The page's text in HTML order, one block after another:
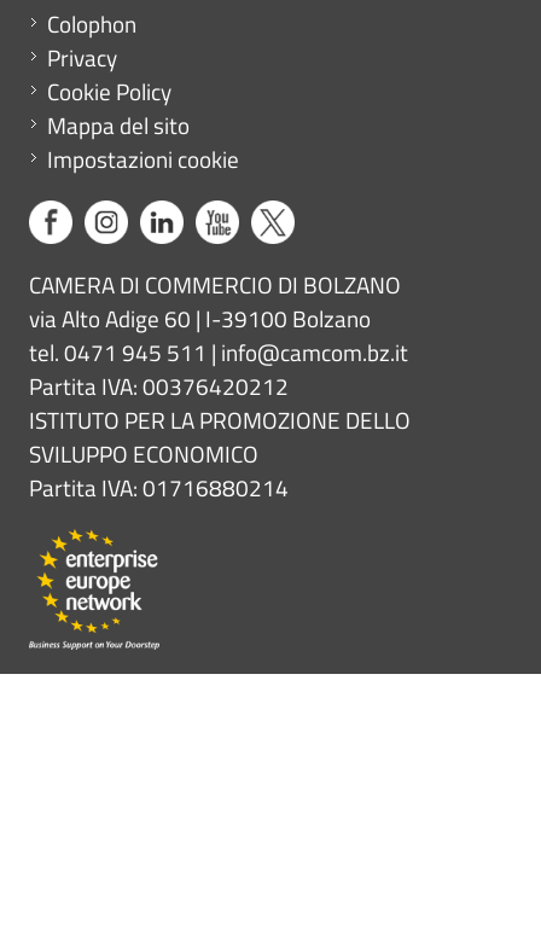
Menu footer
Colophon
Privacy
Cookie Policy
Mappa del sito
Impostazioni cookie
CAMERA DI COMMERCIO DI BOLZANO
via Alto Adige 60 | I-39100 Bolzano
tel. 0471 945 511 | info@camcom.bz.it
Partita IVA: 00376420212
ISTITUTO PER LA PROMOZIONE DELLO
SVILUPPO ECONOMICO
Partita IVA: 01716880214